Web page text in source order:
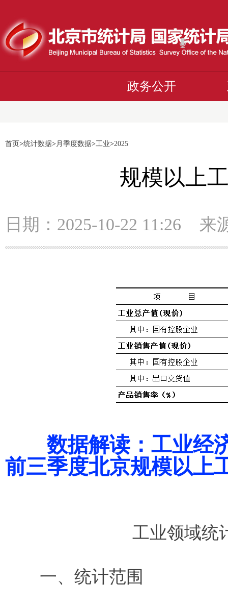
政务公开
首页>统计数据>月季度数据>工业>2025
规模以上
日期：2025-10-22 11:26 来
数据解读 ：工业
前三季度北京规模以上
工业领域统
一、统计范围